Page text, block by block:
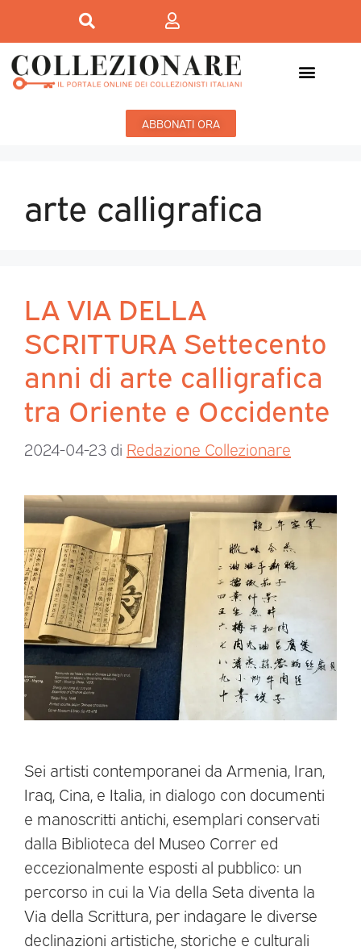
ABBONATI ORA
arte calligrafica
LA VIA DELLA
SCRITTURA Settecento
anni di arte calligrafica
tra Oriente e Occidente
2024-04-23 di Redazione Collezionare
Sei artisti contemporanei da Armenia, Iran,
Iraq, Cina, e Italia, in dialogo con documenti
e manoscritti antichi, esemplari conservati
dalla Biblioteca del Museo Correr ed
eccezionalmente esposti al pubblico: un
percorso in cui la Via della Seta diventa la
Via della Scrittura, per indagare le diverse
declinazioni artistiche, storiche e culturali